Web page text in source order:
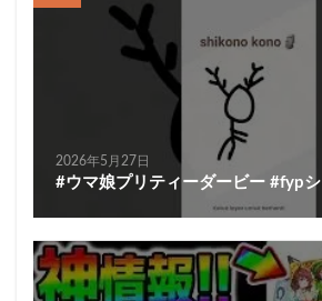
2026年5月27日
#ウマ娘プリティーダービー #fypシ